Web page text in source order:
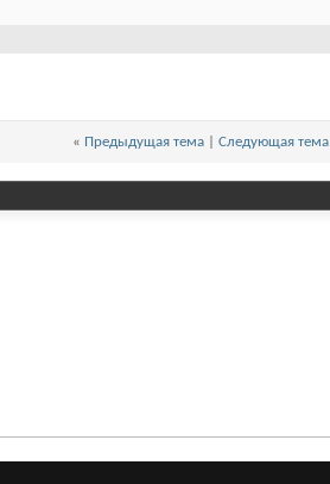
« Предыдущая тема Следующая тема